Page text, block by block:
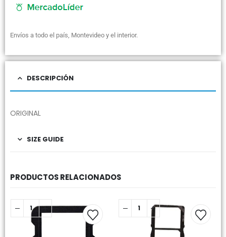
Envíos a todo el país, Montevideo y el interior.
DESCRIPCIÓN
ORIGINAL
SIZE GUIDE
PRODUCTOS RELACIONADOS